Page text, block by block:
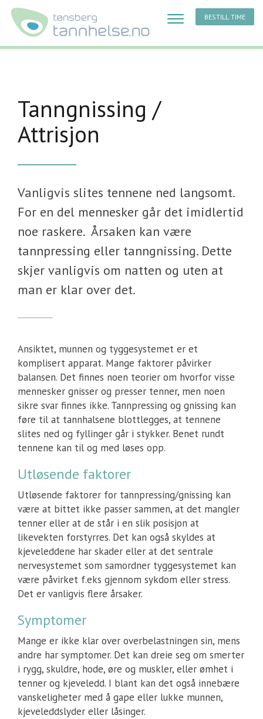
BESTILL TIME
Tanngnissing /
Attrisjon
Vanligvis slites tennene ned langsomt.
For en del mennesker går det imidlertid
noe raskere. Årsaken kan være
tannpressing eller tanngnissing. Dette
skjer vanligvis om natten og uten at
man er klar over det.
Ansiktet, munnen og tyggesystemet er et
komplisert apparat. Mange faktorer påvirker
balansen. Det finnes noen teorier om hvorfor visse
mennesker gnisser og presser tenner, men noen
sikre svar finnes ikke. Tannpressing og gnissing kan
føre til at tannhalsene blottlegges, at tennene
slites ned og fyllinger går i stykker. Benet rundt
tennene kan til og med løses opp.
Utløsende faktorer
Utløsende faktorer for tannpressing/gnissing kan
være at bittet ikke passer sammen, at det mangler
tenner eller at de står i en slik posisjon at
likevekten forstyrres. Det kan også skyldes at
kjeveleddene har skader eller at det sentrale
nervesystemet som samordner tyggesystemet kan
være påvirket f.eks gjennom sykdom eller stress.
Det er vanligvis flere årsaker.
Symptomer
Mange er ikke klar over overbelastningen sin, mens
andre har symptomer. Det kan dreie seg om smerter
i rygg, skuldre, hode, øre og muskler, eller ømhet i
tenner og kjeveledd. I blant kan det også innebære
vanskeligheter med å gape eller lukke munnen,
kjeveleddslyder eller låsinger.